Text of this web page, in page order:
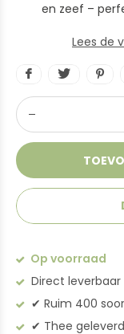
en zeef –
Lees de
Op voorraad
Direct leverbaar
✔︎ Ruim 400
✔︎ Thee